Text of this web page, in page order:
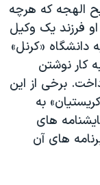
الهجه که هرچه
فرزند یک وکیل
دانشگاه «کرنل»
کار نوشتن
برخی از این
به
های
های آن